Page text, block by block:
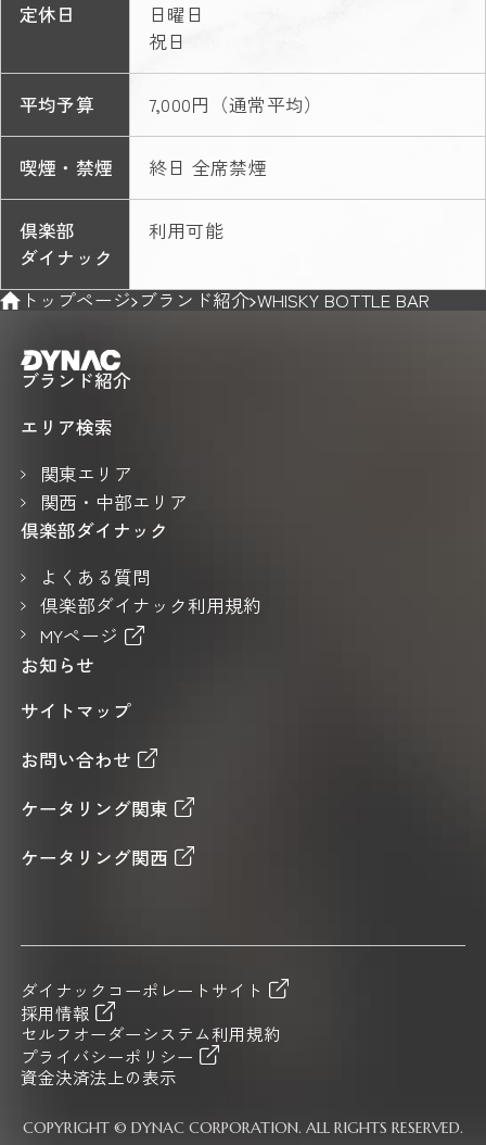
定休日
日曜日
祝日
平均予算 7,000円（通常平均）
喫煙・禁煙 終日 全席禁煙
倶楽部
ダイナック
利用可能
トップページ ブランド紹介 WHISKY BOTTLE BAR
ブランド紹介
エリア検索
関東エリア
関西・中部エリア
倶楽部ダイナック
よくある質問
倶楽部ダイナック利用規約
MYページ
お知らせ
サイトマップ
お問い合わせ
ケータリング関東
ケータリング関西
ダイナックコーポレートサイト
採用情報
セルフオーダーシステム利用規約
プライバシーポリシー
資金決済法上の表示
COPYRIGHT © DYNAC CORPORATION. ALL RIGHTS RESERVED.